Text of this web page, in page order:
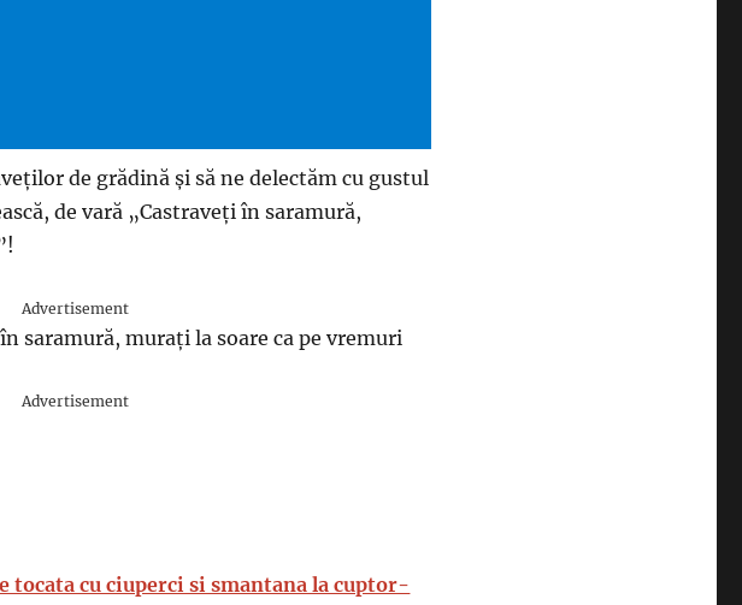
de grădină și să ne delectăm cu gustul
de vară „Castraveți în saramură,
Advertisement
saramură, murați la soare ca pe vremuri
Advertisement
tocata cu ciuperci si smantana la cuptor-